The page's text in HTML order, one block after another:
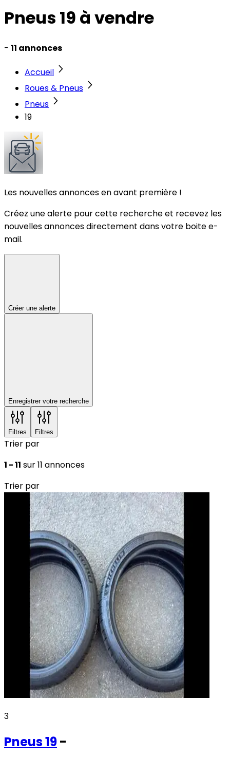
Pneus 19 à vendre
- 11 annonces
Accueil
Roues & Pneus
Pneus
19
Les nouvelles annonces en avant première !
Créez une alerte pour cette recherche et recevez les
nouvelles annonces directement dans votre boite e-
mail.
Créer une alerte
Enregistrer votre recherche
Filtres Filtres
Trier par
1 - 11 sur 11 annonces
Trier par
3
Pneus19-